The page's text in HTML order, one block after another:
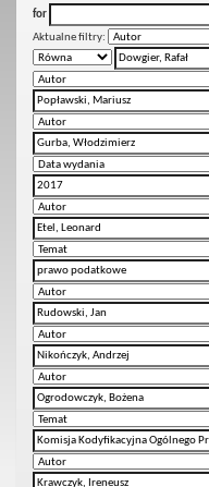
for
Aktualne filtry: